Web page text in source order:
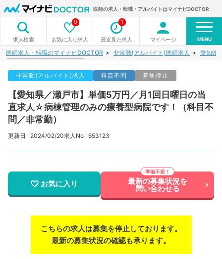
医師の求人・転職・アルバイトはマイナビDOCTOR
求人検索 お気に入り求人
0
最近見た求人
1
マイページ MENU
医師求人・転職のマイナビDOCTOR 非常勤(アルバイト)医師求人 愛知県
非常勤(アルバイト)求人 科目不問 募集停止
【愛知県／瀬戸市】単価5万円／月1回日曜日の当
直求人☆病棟管理のみの療養型病院です！（科目不
問／非常勤）
更新日 : 2024/02/20求人No : 653123
お気に入り 最新の募集状況を
問い合わせる
こちらの求人は募集を停止しております。
最新の募集状況の確認も承ります。